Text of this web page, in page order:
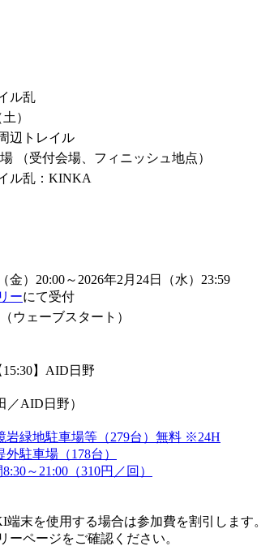
ル乱
）
辺トレイル
（受付会場、フィニッシュ地点）
ル乱：KINKA
金）20:00～2026年2月24日（水）23:59
ーにて受付
ウェーブスタート）
】AID日野
／AID日野）
岩緑地駐車場等（279台）無料 ※24H
駐車場（178台）
～21:00（310円／回）
末を使用する場合は参加費を割引します。
ーページをご確認ください。